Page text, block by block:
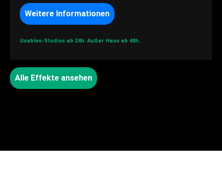
Weitere Informationen
Usables-Studios ab 24h. Außer Haus ab 48h.
Alle Effekte ansehen